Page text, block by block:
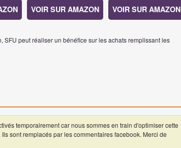
VOIR SUR AMAZON VOIR SUR AMAZON
SFU peut réaliser un bénéfice sur les achats remplissant les
temporairement car nous sommes en train d'optimiser cette
sont remplacés par les commentaires facebook. Merci de